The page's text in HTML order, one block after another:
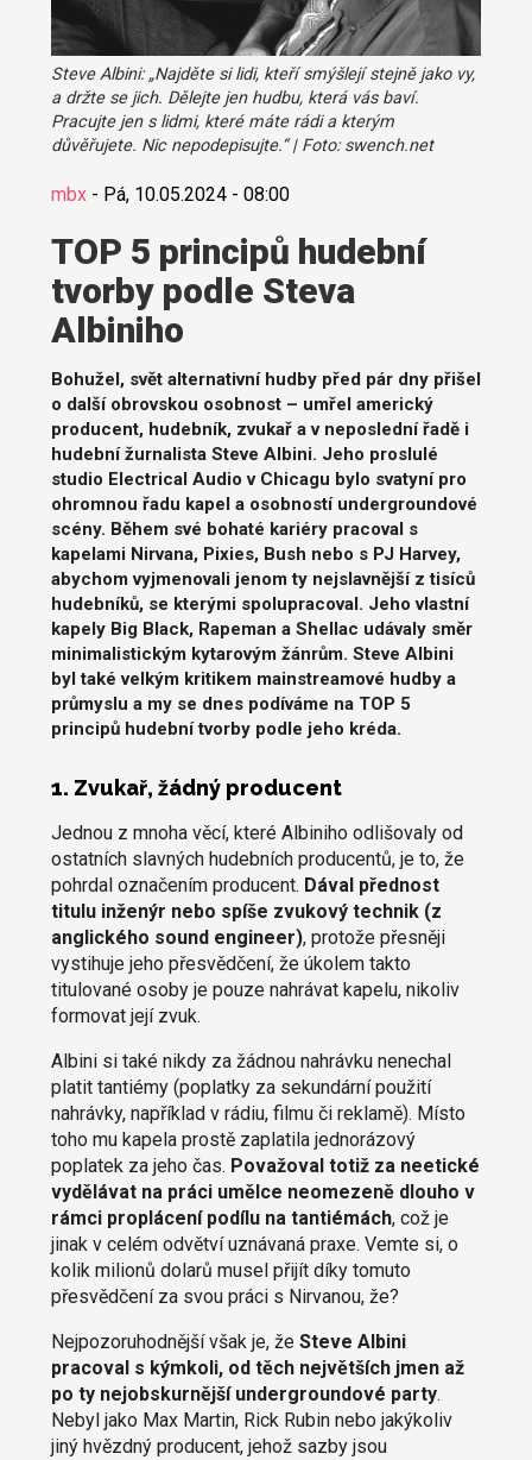
Steve Albini: „Najděte si lidi, kteří smýšlejí stejně jako vy,
a držte se jich. Dělejte jen hudbu, která vás baví.
Pracujte jen s lidmi, které máte rádi a kterým
důvěřujete. Nic nepodepisujte.“ | Foto: swench.net
mbx- Pá, 10.05.2024 - 08:00
TOP 5 principů hudební
tvorby podle Steva
Albiniho
Bohužel, svět alternativní hudby před pár dny přišel
o další obrovskou osobnost – umřel americký
producent, hudebník, zvukař a v neposlední řadě i
hudební žurnalista Steve Albini. Jeho proslulé
studio Electrical Audio v Chicagu bylo svatyní pro
ohromnou řadu kapel a osobností undergroundové
scény. Během své bohaté kariéry pracoval s
kapelami Nirvana, Pixies, Bush nebo s PJ Harvey,
abychom vyjmenovali jenom ty nejslavnější z tisíců
hudebníků, se kterými spolupracoval. Jeho vlastní
kapely Big Black, Rapeman a Shellac udávaly směr
minimalistickým kytarovým žánrům. Steve Albini
byl také velkým kritikem mainstreamové hudby a
průmyslu a my se dnes podíváme na TOP 5
principů hudební tvorby podle jeho kréda.
1. Zvukař, žádný producent
Jednou z mnoha věcí, které Albiniho odlišovaly od
ostatních slavných hudebních producentů, je to, že
pohrdal označením producent. Dával přednost
titulu inženýr nebo spíše zvukový technik (z
anglického sound engineer), protože přesněji
vystihuje jeho přesvědčení, že úkolem takto
titulované osoby je pouze nahrávat kapelu, nikoliv
formovat její zvuk.
Albini si také nikdy za žádnou nahrávku nenechal
platit tantiémy (poplatky za sekundární použití
nahrávky, například v rádiu, filmu či reklamě). Místo
toho mu kapela prostě zaplatila jednorázový
poplatek za jeho čas. Považoval totiž za neetické
vydělávat na práci umělce neomezeně dlouho v
rámci proplácení podílu na tantiémách, což je
jinak v celém odvětví uznávaná praxe. Vemte si, o
kolik milionů dolarů musel přijít díky tomuto
přesvědčení za svou práci s Nirvanou, že?
Nejpozoruhodnější však je, že Steve Albini
pracoval s kýmkoli, od těch největších jmen až
po ty nejobskurnější undergroundové party.
Nebyl jako Max Martin, Rick Rubin nebo jakýkoliv
jiný hvězdný producent, jehož sazby jsou